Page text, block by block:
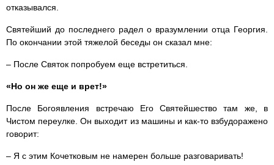
отказывался.
Святейший до последнего радел о вразумлении отца Георгия.
По окончании этой тяжелой беседы он сказал мне:
– После Святок попробуем еще встретиться.
«Но он же еще и врет!»
После Богоявления встречаю Его Святейшество там же, в
Чистом переулке. Он выходит из машины и как-то взбудоражено
говорит:
– Я с этим Кочетковым не намерен больше разговаривать!